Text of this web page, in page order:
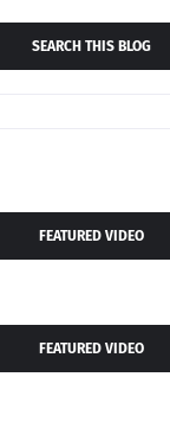
SEARCH THIS BLOG
FEATURED VIDEO
FEATURED VIDEO